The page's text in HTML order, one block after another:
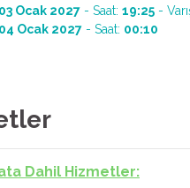
03 Ocak 2027 - Saat: 19:25 -
04 Ocak 2027 - Saat: 00:10
Dahil Hizmetler: